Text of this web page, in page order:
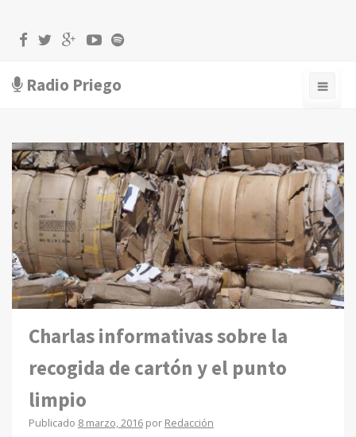
Radio Priego
Charlas informativas sobre la
recogida de cartón y el punto
limpio
Publicado 8 marzo, 2016por Redacción